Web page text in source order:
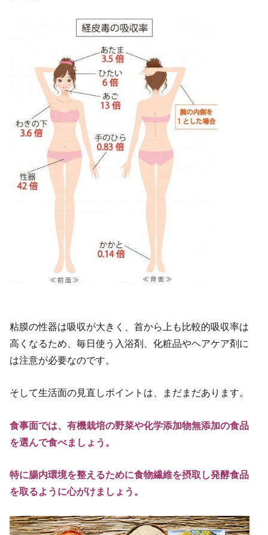
粘膜の性器は吸収が大きく、首から上も比較的吸収率は
高くなるため、毎日使う入浴剤、化粧品やヘアケア剤に
は注意が必要なのです。
そして生活面の見直しポイントは、まだまだあります。
食事面では、有機栽培の野菜や化学添加物無添加の食品
を選んで食べましょう。
特に腸内環境を整えるために食物繊維を摂取し発酵食品
を取るように心がけましょう。